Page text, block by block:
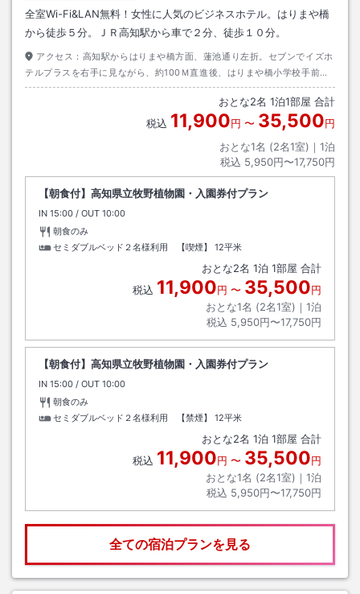
全室Wi-Fi&LAN無料！女性に人気のビジネスホテル。はりまや橋
から徒歩５分。ＪＲ高知駅から車で２分、徒歩１０分。
アクセス： 高知駅からはりまや橋方面、蓮池通り左折。セブンでイズホ
テルプラスを右手に見ながら、約100Ｍ直進後、はりまや橋小学校手前右
側。
おとな2名 1泊1部屋 合計
税込 11,900円 〜 35,500円
おとな1名 (2名1室)｜ 1泊
税込 5,950円〜17,750円
【朝食付】高知県立牧野植物園・入園券付プラン
IN チェックイン
15:00 / OUT チェックアウト
10:00
朝食のみ
セミダブルベッド２名様利用 【喫煙】
12平米
おとな2名 1泊 1部屋 合計
税込 11,900円 〜 35,500円
おとな1名 (2名1室)｜ 1泊
税込 5,950円〜17,750円
【朝食付】高知県立牧野植物園・入園券付プラン
IN チェックイン
15:00 / OUT チェックアウト
10:00
朝食のみ
セミダブルベッド２名様利用 【禁煙】
12平米
おとな2名 1泊 1部屋 合計
税込 11,900円 〜 35,500円
おとな1名 (2名1室)｜ 1泊
税込 5,950円〜17,750円
全ての宿泊プランを見る